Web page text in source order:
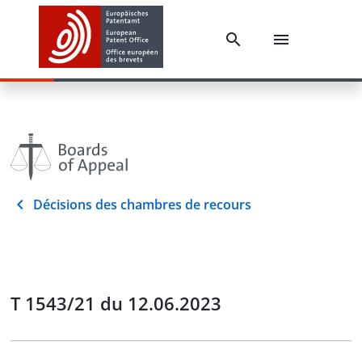
Décisions des chambres de recours
T 1543/21 du 12.06.2023